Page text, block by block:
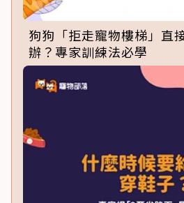
狗狗「拒走寵物樓梯」直
辦？專家訓練法必學